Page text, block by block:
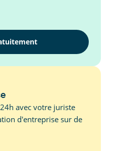
avec votre juriste
d'entreprise sur de